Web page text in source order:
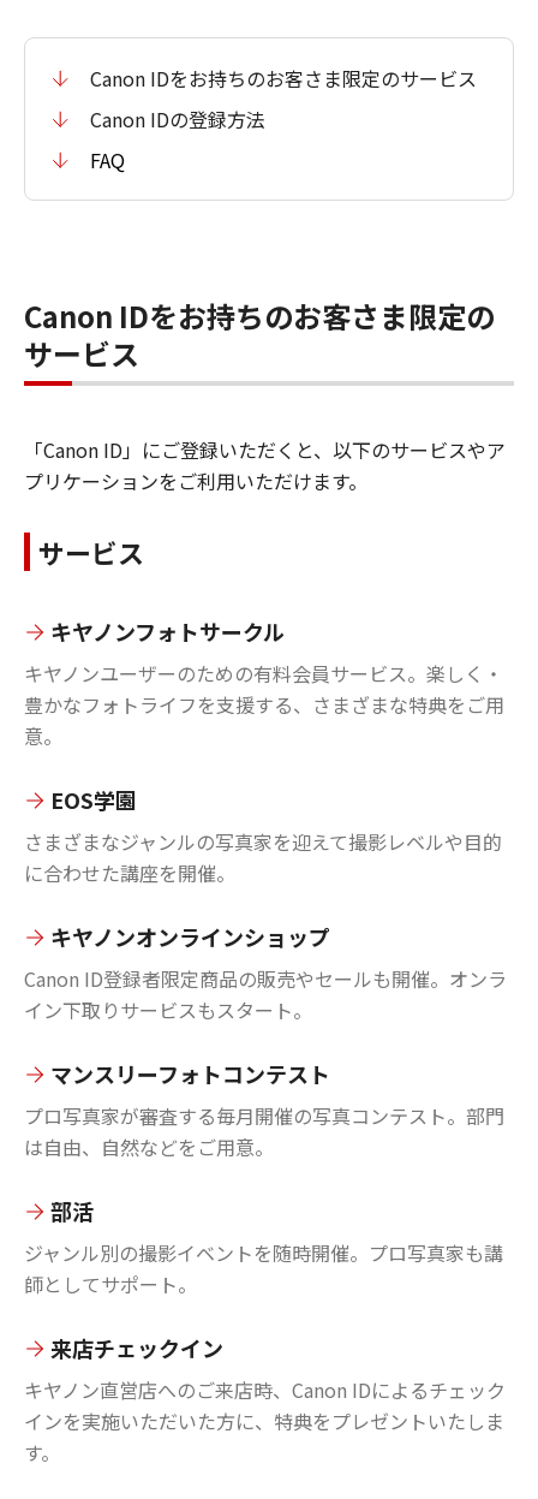
Canon IDをお持ちのお客さま限定のサービス
Canon IDの登録方法
FAQ
Canon IDをお持ちのお客さま限定の
サービス
「Canon ID」にご登録いただくと、以下のサービスやア
プリケーションをご利用いただけます。
サービス
キヤノンフォトサークル
キヤノンユーザーのための有料会員サービス。楽しく・
豊かなフォトライフを支援する、さまざまな特典をご用
意。
EOS学園
さまざまなジャンルの写真家を迎えて撮影レベルや目的
に合わせた講座を開催。
キヤノンオンラインショップ
Canon ID登録者限定商品の販売やセールも開催。オンラ
イン下取りサービスもスタート。
マンスリーフォトコンテスト
プロ写真家が審査する毎月開催の写真コンテスト。部門
は自由、自然などをご用意。
部活
ジャンル別の撮影イベントを随時開催。プロ写真家も講
師としてサポート。
来店チェックイン
キヤノン直営店へのご来店時、Canon IDによるチェック
インを実施いただいた方に、特典をプレゼントいたしま
す。